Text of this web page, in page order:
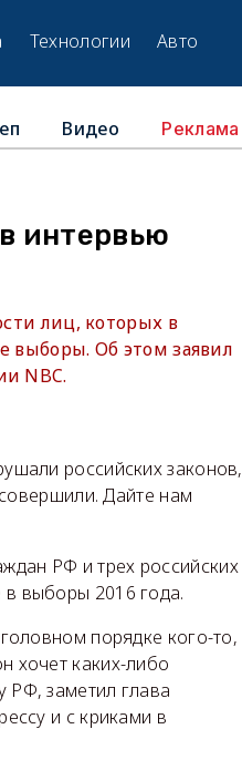
Технологии Авто
Видео Реклама
интервью
лиц, которых в
выборы. Об этом заявил
NBC.
российских законов,
Дайте нам
РФ и трех российских
в выборы 2016 года.
порядке кого-то,
хочет каких-либо
РФ, заметил глава
и с криками в